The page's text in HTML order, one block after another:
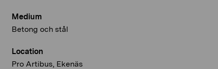
Medium
Betong och stål
Location
Pro Artibus, Ekenäs